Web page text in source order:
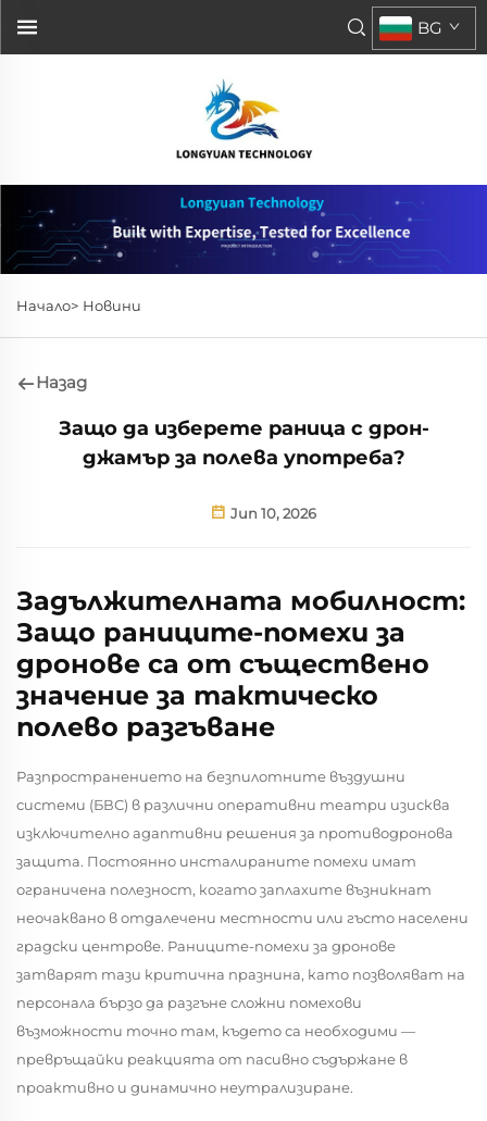
BG
Начало> Новини
Назад
Защо да изберете раница с дрон-
джамър за полева употреба?
Jun 10, 2026
Задължителната мобилност:
Защо раниците-помехи за
дронове са от съществено
значение за тактическо
полево разгъване
Разпространението на безпилотните въздушни
системи (БВС) в различни оперативни театри изисква
изключително адаптивни решения за противодронова
защита. Постоянно инсталираните помехи имат
ограничена полезност, когато заплахите възникнат
неочаквано в отдалечени местности или гъсто населени
градски центрове. Раниците-помехи за дронове
затварят тази критична празнина, като позволяват на
персонала бързо да разгъне сложни помехови
възможности точно там, където са необходими —
превръщайки реакцията от пасивно съдържане в
проактивно и динамично неутрализиране.